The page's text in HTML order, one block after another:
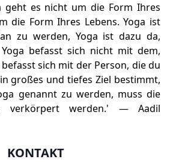
geht es nicht um die Form Ihres
die Form Ihres Lebens. Yoga ist
zu werden, Yoga ist dazu da,
befasst sich nicht mit dem,
sich mit der Person, die du
großes und tiefes Ziel bestimmt,
genannt zu werden, muss die
verkörpert werden.' — Aadil
KONTAKT